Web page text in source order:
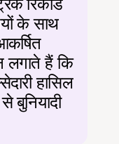
के साथ
लगाते हैं कि
हासिल
बुनियादी